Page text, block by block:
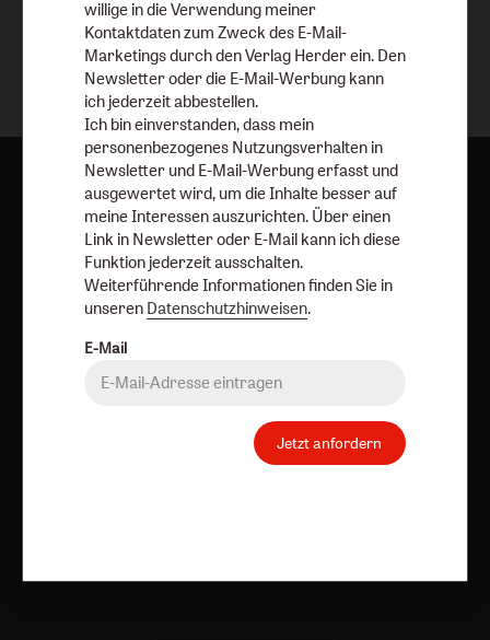
Aktuelle Hefte
willige in die Verwendung meiner
Kontaktdaten zum Zweck des E-Mail-
Marketings durch den Verlag Herder ein. Den
Newsletter oder die E-Mail-Werbung kann
ich jederzeit abbestellen.
Ich bin einverstanden, dass mein
personenbezogenes Nutzungsverhalten in
Newsletter und E-Mail-Werbung erfasst und
ausgewertet wird, um die Inhalte besser auf
meine Interessen auszurichten. Über einen
Link in Newsletter oder E-Mail kann ich diese
Funktion jederzeit ausschalten.
Weiterführende Informationen finden Sie in
unseren Datenschutzhinweisen.
E-Mail
Jetzt anfordern